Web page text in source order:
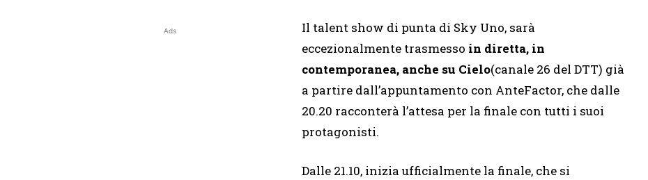
Ads
Il talent show di punta di Sky Uno, sarà
eccezionalmente trasmesso in diretta, in
contemporanea, anche su Cielo(canale 26 del DTT) già
a partire dall’appuntamento con AnteFactor, che dalle
20.20 racconterà l’attesa per la finale con tutti i suoi
protagonisti.
Dalle 21.10, inizia ufficialmente la finale, che si